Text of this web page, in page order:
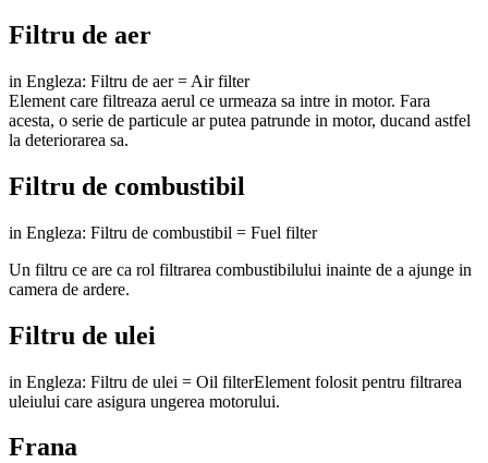
Filtru de aer
in Engleza: Filtru de aer = Air filter
Element care filtreaza aerul ce urmeaza sa intre in motor. Fara
acesta, o serie de particule ar putea patrunde in motor, ducand astfel
la deteriorarea sa.
Filtru de combustibil
in Engleza: Filtru de combustibil = Fuel filter
Un filtru ce are ca rol filtrarea combustibilului inainte de a ajunge in
camera de ardere.
Filtru de ulei
in Engleza: Filtru de ulei = Oil filterElement folosit pentru filtrarea
uleiului care asigura ungerea motorului.
Frana